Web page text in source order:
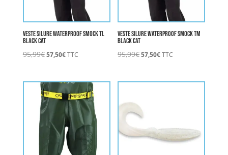
Veste Silure Waterproof Smock TL
BLACK CAT
95,99€Le
était :
95,99€.
57,50€Le
est :
57,50€.
TTC
Veste Silure Waterproof Smock TM
BLACK CAT
95,99€Le
était :
57,50€Le
est :
TTC